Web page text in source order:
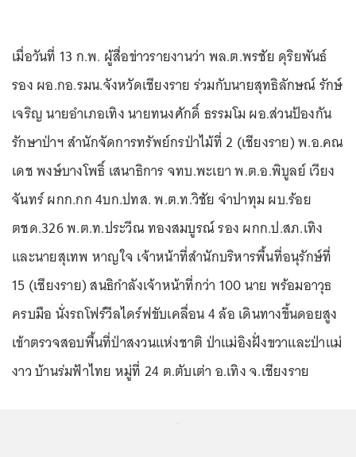
เมื่อวันที่ 13 ก.พ. ผู้สื่อข่าวรายงานว่า พล.ต.พรชัย ดุริยพันธ์
รอง ผอ.กอ.รมน.จังหวัดเชียงราย ร่วมกับนายสุทธิลักษณ์ รักษ์
เจริญ นายอำเภอเทิง นายทนงศักดิ์ ธรรมโม ผอ.ส่วนป้องกัน
รักษาป่าฯ สำนักจัดการทรัพย์กรป่าไม้ที่ 2 (เชียงราย) พ.อ.คณ
เดช พงษ์บางโพธิ์ เสนาธิการ จทบ.พะเยา พ.ต.อ.พิบูลย์ เวียง
จันทร์ ผกก.กก 4บก.ปทส. พ.ต.ท.วิชัย จำปาทุม ผบ.ร้อย
ตชด.326 พ.ต.ท.ประวีณ ทองสมบูรณ์ รอง ผกก.ป.สภ.เทิง
และนายสุเทพ หาญใจ เจ้าหน้าที่สำนักบริหารพื้นที่อนุรักษ์ที่
15 (เชียงราย) สนธิกำลังเจ้าหน้าที่กว่า 100 นาย พร้อมอาวุธ
ครบมือ นั่งรถโฟร์วีลไดร์ฟขับเคลื่อน 4 ล้อ เดินทางขึ้นดอยสูง
เข้าตรวจสอบพื้นที่ป่าสงวนแห่งชาติ ป่าแม่อิงฝั่งขวาและป่าแม่
งาว บ้านร่มฟ้าไทย หมู่ที่ 24 ต.ตับเต่า อ.เทิง จ.เชียงราย